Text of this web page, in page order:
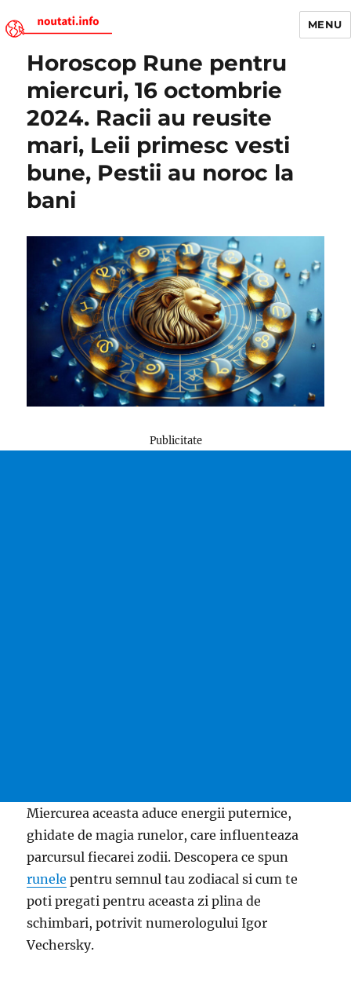
Noutati.Info
MENU
Horoscop Rune pentru
miercuri, 16 octombrie
2024. Racii au reusite
mari, Leii primesc vesti
bune, Pestii au noroc la
bani
Publicitate
Miercurea aceasta aduce energii puternice,
ghidate de magia runelor, care influenteaza
parcursul fiecarei zodii. Descopera ce spun
runele pentru semnul tau zodiacal si cum te
poti pregati pentru aceasta zi plina de
schimbari, potrivit numerologului Igor
Vechersky.